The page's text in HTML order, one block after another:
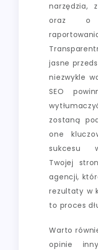
narzędzia,
oraz o
jasne
niezwykle
SEO
zostaną
one
sukcesu
Twojej
agencji,
rezultaty w
to proces
Warto
opinie